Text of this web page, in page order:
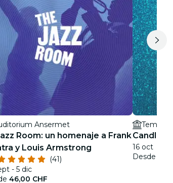
Ansermet
Room: un homenaje a Frank
y Louis Armstrong
(41)
- 5 dic
46,00 CHF
Temple
16 oct
Desde